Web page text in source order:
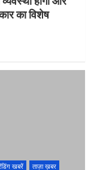
का विशेष
खबरें
ताज़ा ख़बर